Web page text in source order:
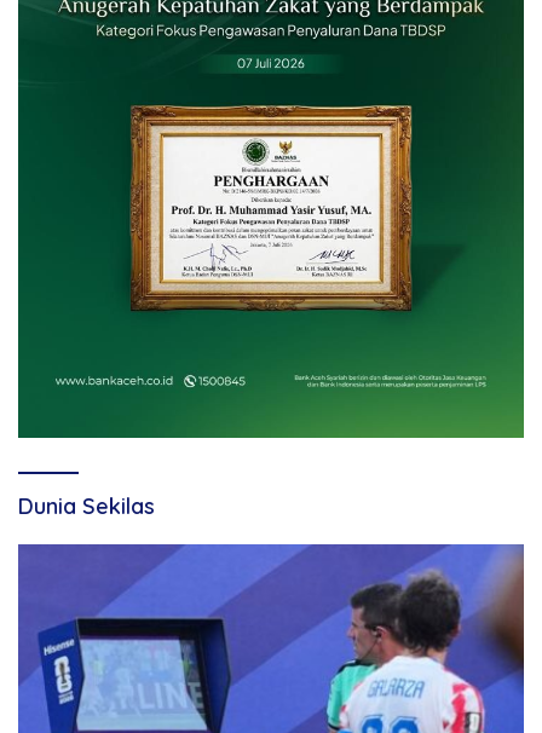
Dunia Sekilas